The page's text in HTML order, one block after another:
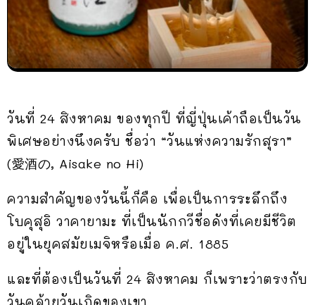
วันที่ 24 สิงหาคม ของทุกปี ที่ญี่ปุ่นเค้าถือเป็นวัน
พิเศษอย่างนึงครับ ชื่อว่า “วันแห่งความรักสุรา”
(愛酒の, Aisake no Hi)
ความสำคัญของวันนี้ก็คือ เพื่อเป็นการระลึกถึง
โบคุสุอิ วาคายามะ ที่เป็นนักกวีชื่อดังที่เคยมีชีวิต
อยู่ในยุคสมัยเมจิหรือเมื่อ ค.ศ. 1885
และที่ต้องเป็นวันที่ 24 สิงหาคม ก็เพราะว่าตรงกับ